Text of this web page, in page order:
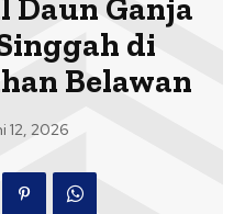
Ganja
di
Belawan
12, 2026